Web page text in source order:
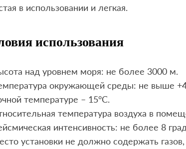
в использовании и легкая.
использования
над уровнем моря: не более 3000 м.
окружающей среды: не выше
температуре – 15°C.
температура воздуха в
интенсивность: не более 8
установки не должно содержать